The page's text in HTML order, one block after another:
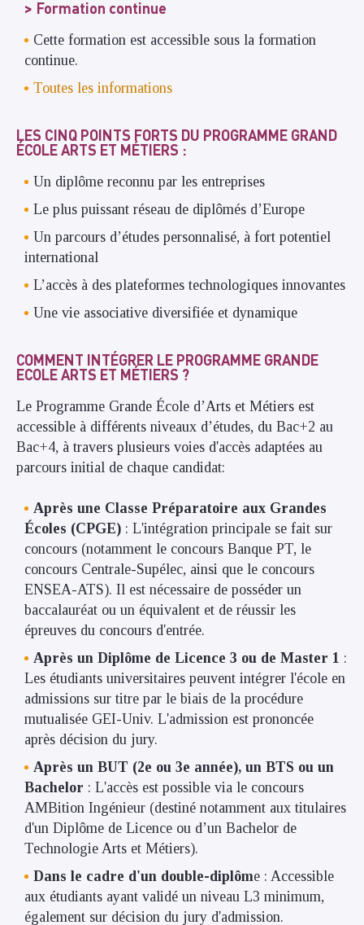
Formation continue
Cette formation est accessible sous la formation
continue.
Toutes les informations
LES CINQ POINTS FORTS DU PROGRAMME GRAND
ÉCOLE ARTS ET MÉTIERS :
Un diplôme reconnu par les entreprises
Le plus puissant réseau de diplômés d’Europe
Un parcours d’études personnalisé, à fort potentiel
international
L’accès à des plateformes technologiques innovantes
Une vie associative diversifiée et dynamique
COMMENT INTÉGRER LE PROGRAMME GRANDE
ECOLE ARTS ET MÉTIERS ?
Le Programme Grande École d’Arts et Métiers est
accessible à différents niveaux d’études, du Bac+2 au
Bac+4, à travers plusieurs voies d'accès adaptées au
parcours initial de chaque candidat:
Après une Classe Préparatoire aux Grandes
Écoles (CPGE) : L'intégration principale se fait sur
concours (notamment le concours Banque PT, le
concours Centrale-Supélec, ainsi que le concours
ENSEA-ATS). Il est nécessaire de posséder un
baccalauréat ou un équivalent et de réussir les
épreuves du concours d'entrée.
Après un Diplôme de Licence 3 ou de Master 1 :
Les étudiants universitaires peuvent intégrer l'école en
admissions sur titre par le biais de la procédure
mutualisée GEI-Univ. L'admission est prononcée
après décision du jury.
Après un BUT (2e ou 3e année), un BTS ou un
Bachelor : L'accès est possible via le concours
AMBition Ingénieur (destiné notamment aux titulaires
d'un Diplôme de Licence ou d’un Bachelor de
Technologie Arts et Métiers).
Dans le cadre d'un double-diplôme : Accessible
aux étudiants ayant validé un niveau L3 minimum,
également sur décision du jury d'admission.